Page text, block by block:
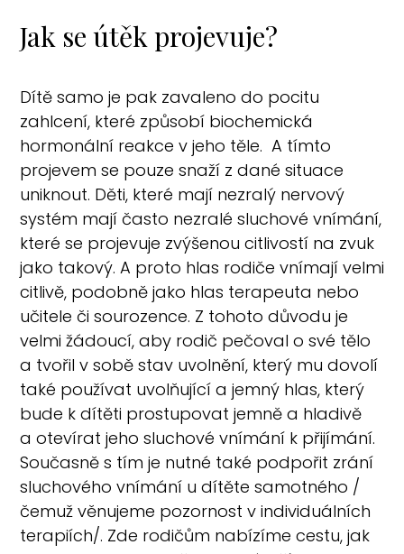
Jak se útěk projevuje?
Dítě samo je pak zavaleno do pocitu
zahlcení, které způsobí biochemická
hormonální reakce v jeho těle. A tímto
projevem se pouze snaží z dané situace
uniknout. Děti, které mají nezralý nervový
systém mají často nezralé sluchové vnímání,
které se projevuje zvýšenou citlivostí na zvuk
jako takový. A proto hlas rodiče vnímají velmi
citlivě, podobně jako hlas terapeuta nebo
učitele či sourozence. Z tohoto důvodu je
velmi žádoucí, aby rodič pečoval o své tělo
a tvořil v sobě stav uvolnění, který mu dovolí
také používat uvolňující a jemný hlas, který
bude k dítěti prostupovat jemně a hladivě
a otevírat jeho sluchové vnímání k přijímání.
Současně s tím je nutné také podpořit zrání
sluchového vnímání u dítěte samotného /
čemuž věnujeme pozornost v individuálních
terapiích/. Zde rodičům nabízíme cestu, jak